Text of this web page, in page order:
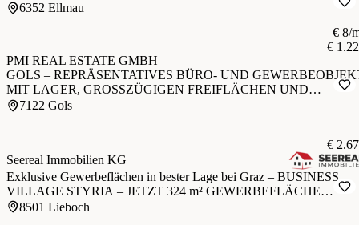
6352 Ellmau
€ 8/
€
PMI REAL ESTATE GMBH
GOLS – REPRÄSENTATIVES BÜRO- UND
MIT LAGER, GROSSZÜGIGEN FREIFLÄCHEN UND
ERWEITERUNGSPOTENZIAL
7122 Gols
€
Seereal Immobilien KG
Exklusive Gewerbeflächen in bester Lage bei Graz – BUSINESS
VILLAGE STYRIA – JETZT 324 m² GEWERBEFLÄCHE
PROVISIONSFREI MIETEN!
8501 Lieboch